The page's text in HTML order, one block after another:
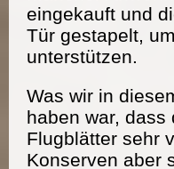
eingekauft und
Tür gestapelt,
unterstützen.
Was wir in
haben war, dass
Flugblätter sehr
Konserven aber